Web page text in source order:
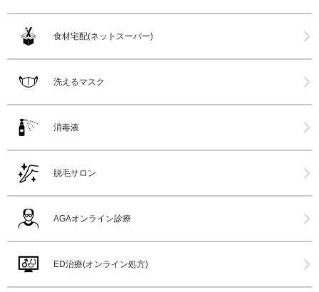
食材宅配(ネットスーパー)
洗えるマスク
消毒液
脱毛サロン
AGAオンライン診療
ED治療(オンライン処方)